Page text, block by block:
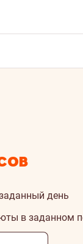
день
в заданном